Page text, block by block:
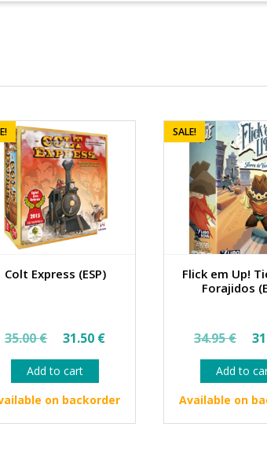
Colt Express (ESP)
35.00€
Original
price
was:
35.00 €.
31.50 €Current
31.50 €.
Add to cart
on backorder
Flick em Up!
Forajidos
SALE!
34.95€
Add to
Available on